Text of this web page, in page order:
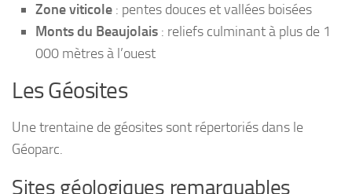
Zone viticole : pentes douces et vallées boisées
Monts du Beaujolais : reliefs culminant à plus de 1
000 mètres à l’ouest
Les Géosites
Une trentaine de géosites sont répertoriés dans le
Géoparc.
Sites géologiques remarquables